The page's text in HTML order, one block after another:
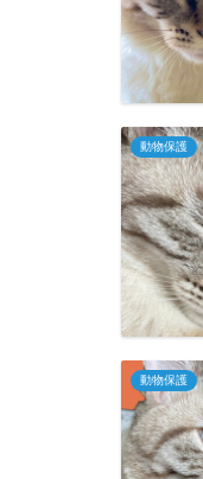
動物保護
動物保護